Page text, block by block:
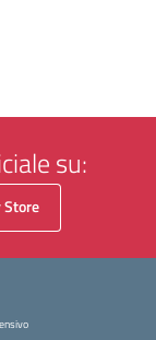
su:
Store